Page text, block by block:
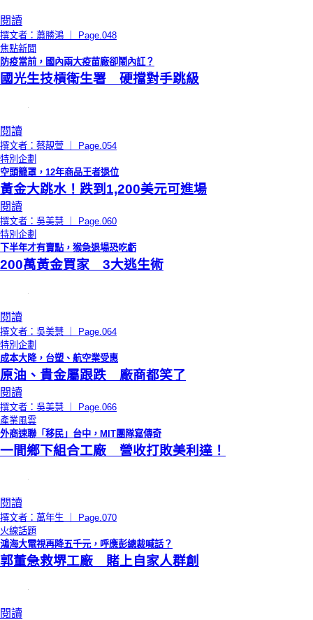
閱讀
撰文者：蕭勝鴻 ｜ Page.048
焦點新聞
防疫當前，國內兩大疫苗廠卻鬧內訌？
國光生技槓衛生署 硬擋對手跳級
閱讀
撰文者：蔡靚萱 ｜ Page.054
特別企劃
空頭籠罩，12年商品王者退位
黃金大跳水！跌到1,200美元可進場
閱讀
撰文者：吳美慧 ｜ Page.060
特別企劃
下半年才有賣點，猴急退場恐吃虧
200萬黃金買家 3大逃生術
閱讀
撰文者：吳美慧 ｜ Page.064
特別企劃
成本大降，台塑、航空業受惠
原油、貴金屬跟跌 廠商都笑了
閱讀
撰文者：吳美慧 ｜ Page.066
產業風雲
外商速聯「移民」台中，MIT團隊寫傳奇
一間鄉下組合工廠 營收打敗美利達！
閱讀
撰文者：萬年生 ｜ Page.070
火線話題
鴻海大電視再降五千元，呼應彭總裁喊話？
郭董急救堺工廠 賭上自家人群創
閱讀